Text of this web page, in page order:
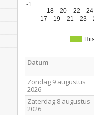
Hits
17
18
19
20
21
22
23
24
-1.…
Datum
Zondag 9 augustus
2026
Zaterdag 8 augustus
2026